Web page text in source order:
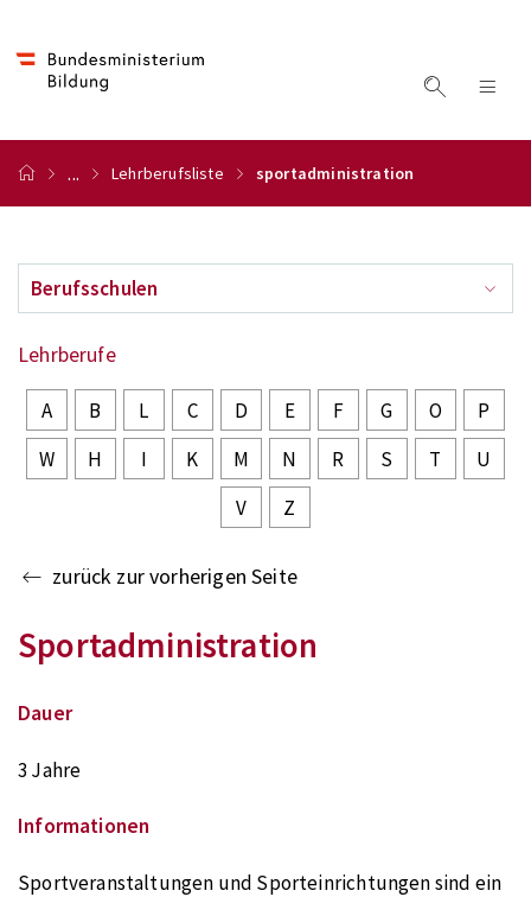
... Lehrberufsliste sportadministration
Berufsschulen
Lehrberufe
A B L C D E F G O
P
W
H I K M N R S T
U
V
Z
zurück zur vorherigen Seite
Sportadministration
Dauer
3 Jahre
Informationen
Sportveranstaltungen und Sporteinrichtungen sind ein